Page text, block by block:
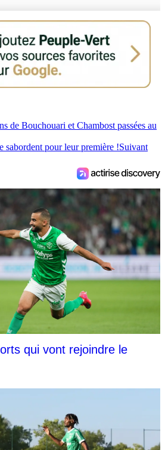
de Bouchouari et Chambost passées au
sabordent pour leur première !Suivant
qui vont rejoindre le